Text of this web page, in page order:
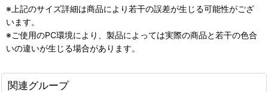
※上記のサイズ詳細は商品により若干の誤差が生じる可能性がござ
います。
※ご使用のPC環境により、製品によっては実際の商品と若干の色合
いの違いが生じる場合があります。
関連グループ